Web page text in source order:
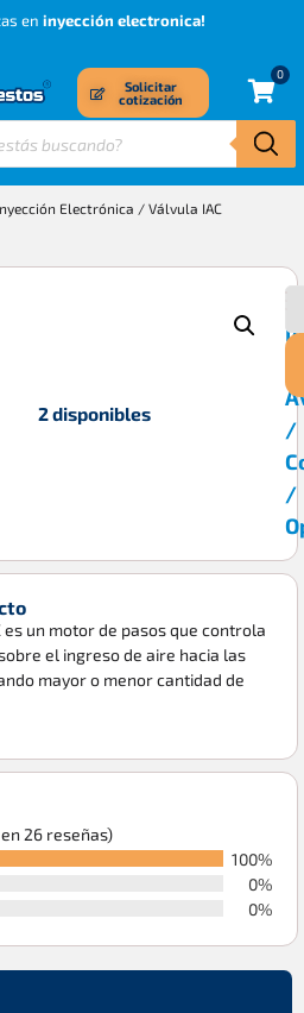
en inyección electronica!
Solicitar
cotización
0
Electrónica / Válvula IAC
/
/
2 disponibles
es un motor de pasos que controla
el ingreso de aire hacia las
mayor o menor cantidad de
26 reseñas)
100%
0%
0%